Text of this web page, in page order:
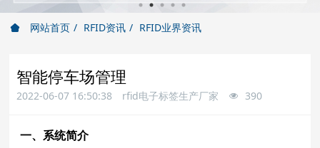
网站首页 RFID资讯 RFID业界资讯
智能停车场管理
2022-06-07 16:50:38 rfid电子标签生产厂家 390
一、系统简介